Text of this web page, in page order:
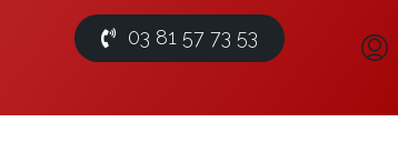
03 81 57 73 53